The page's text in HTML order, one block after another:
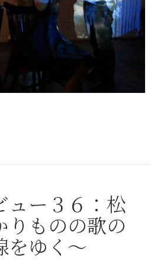
ュー３６：松
りものの歌の
をゆく～